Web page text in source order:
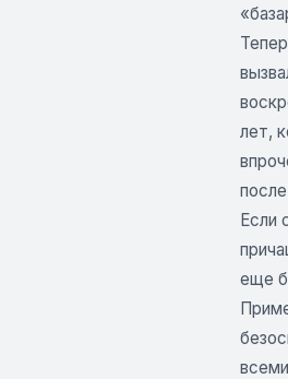
лет,
Если
еще